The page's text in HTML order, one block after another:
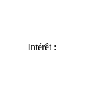
Intérêt :